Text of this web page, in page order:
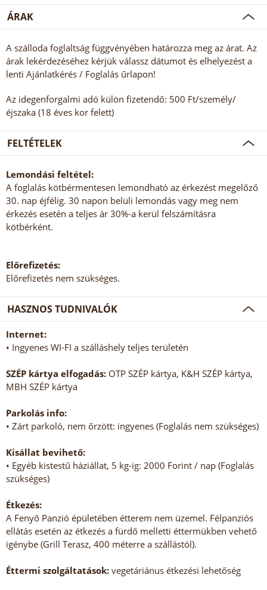
ÁRAK
A szálloda foglaltság függvényében határozza meg az árat. Az
árak lekérdezéséhez kérjük válassz dátumot és elhelyezést a
lenti Ajánlatkérés / Foglalás űrlapon!
Az idegenforgalmi adó külön fizetendő: 500 Ft/személy/
éjszaka (18 éves kor felett)
FELTÉTELEK
Lemondási feltétel:
A foglalás kötbérmentesen lemondható az érkezést megelőző
30. nap éjfélig. 30 napon belüli lemondás vagy meg nem
érkezés esetén a teljes ár 30%-a kerül felszámításra
kötbérként.
Előrefizetés:
Előrefizetés nem szükséges.
HASZNOS TUDNIVALÓK
Internet:
• Ingyenes WI-FI a szálláshely teljes területén
SZÉP kártya elfogadás: OTP SZÉP kártya, K&H SZÉP kártya,
MBH SZÉP kártya
Parkolás info:
• Zárt parkoló, nem őrzött: ingyenes (Foglalás nem szükséges)
Kisállat bevihető:
• Egyéb kistestű háziállat, 5 kg-ig: 2000 Forint / nap (Foglalás
szükséges)
Étkezés:
A Fenyő Panzió épületében étterem nem üzemel. Félpanziós
ellátás esetén az étkezés a fürdő melletti éttermükben vehető
igénybe (Grill Terasz, 400 méterre a szállástól).
Éttermi szolgáltatások: vegetáriánus étkezési lehetőség